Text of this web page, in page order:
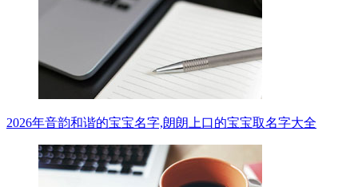
2026年音韵和谐的宝宝名字,朗朗上口的宝宝取名字大全